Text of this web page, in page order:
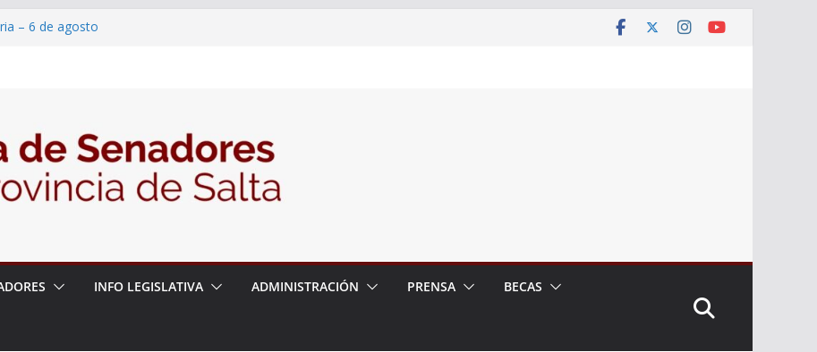
– 6 de agosto
2026 – 06/08/26 – Créase el Ente Salteño
Vegetal
INFO LEGISLATIVA ADMINISTRACIÓN PRENSA BECAS